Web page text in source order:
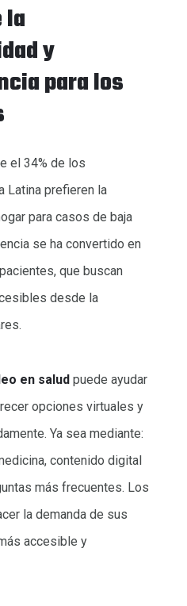
la
y
para los
el 34% de los
Latina prefieren la
para casos de baja
se ha convertido en
que buscan
desde la
en salud puede ayudar
opciones virtuales y
Ya sea mediante:
contenido digital
más frecuentes. Los
la demanda de sus
accesible y